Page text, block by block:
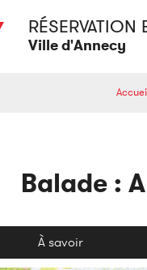
RÉSERVATION
Ville d'Annecy
Balade :
À savoir